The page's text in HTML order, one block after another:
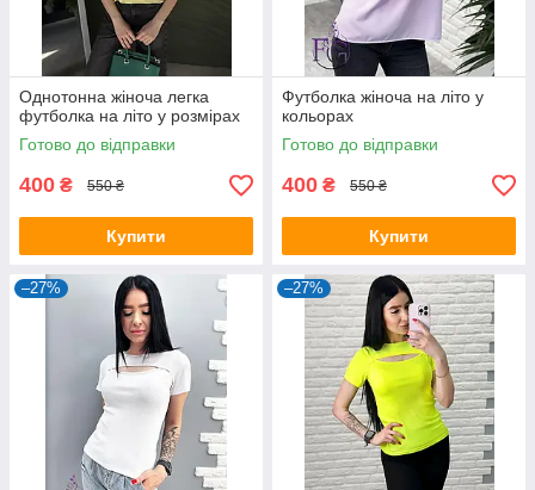
Однотонна жіноча легка
футболка на літо у розмірах
Готово до відправки
400 ₴ 550 ₴
Купити
Футболка жіноча на літо у
кольорах
Готово до відправки
400 ₴ 550 ₴
Купити
–27% –27%